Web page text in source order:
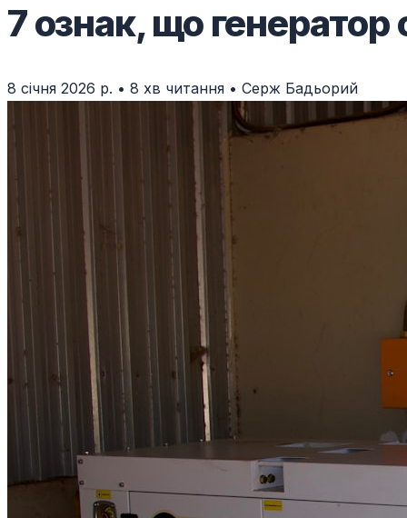
7 ознак, що генератор
8 січня 2026 р. • 8 хв читання • Серж Бадьорий